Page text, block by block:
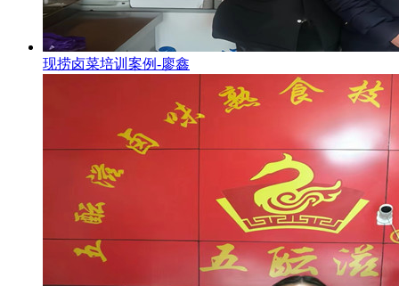
现捞卤菜培训案例-廖鑫